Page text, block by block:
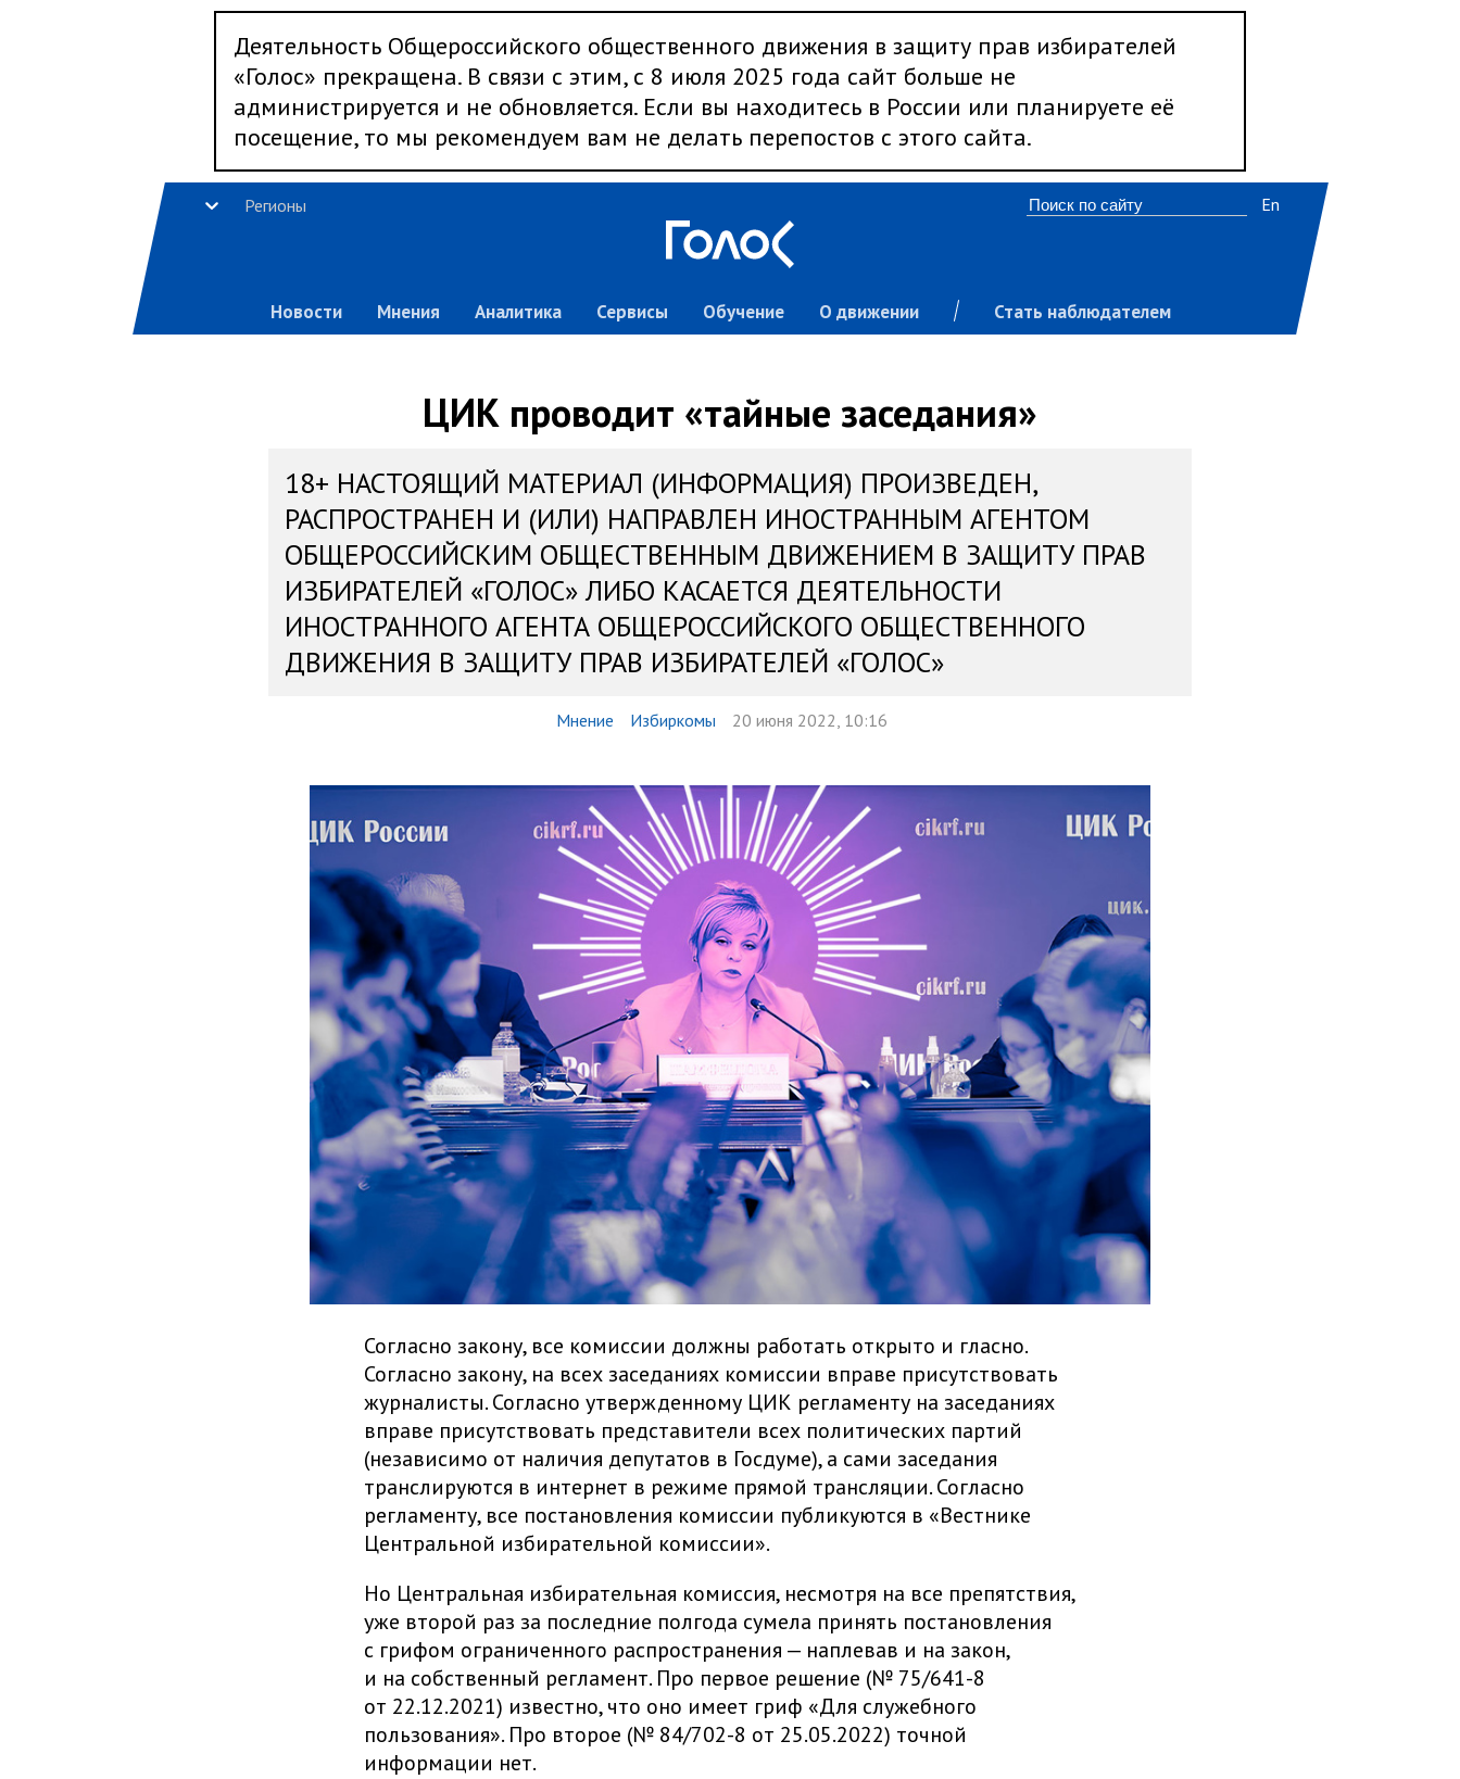
Деятельность Общероссийского общественного движения в защиту прав избирателей
«Голос» прекращена. В связи с этим, с 8 июля 2025 года сайт больше не
администрируется и не обновляется. Если вы находитесь в России или планируете её
посещение, то мы рекомендуем вам не делать перепостов с этого сайта.
Регионы
Новости Мнения Аналитика Сервисы Обучение О движении Стать наблюдателем
En
ЦИК проводит «тайные заседания»
18+ НАСТОЯЩИЙ МАТЕРИАЛ (ИНФОРМАЦИЯ) ПРОИЗВЕДЕН,
РАСПРОСТРАНЕН И (ИЛИ) НАПРАВЛЕН ИНОСТРАННЫМ АГЕНТОМ
ОБЩЕРОССИЙСКИМ ОБЩЕСТВЕННЫМ ДВИЖЕНИЕМ В ЗАЩИТУ ПРАВ
ИЗБИРАТЕЛЕЙ «ГОЛОС» ЛИБО КАСАЕТСЯ ДЕЯТЕЛЬНОСТИ
ИНОСТРАННОГО АГЕНТА ОБЩЕРОССИЙСКОГО ОБЩЕСТВЕННОГО
ДВИЖЕНИЯ В ЗАЩИТУ ПРАВ ИЗБИРАТЕЛЕЙ «ГОЛОС»
Мнение Избиркомы 20 июня 2022, 10:16
Согласно закону, все комиссии должны работать открыто и гласно.
Согласно закону, на всех заседаниях комиссии вправе присутствовать
журналисты. Согласно утвержденному ЦИК регламенту на заседаниях
вправе присутствовать представители всех политических партий
(независимо от наличия депутатов в Госдуме), а сами заседания
транслируются в интернет в режиме прямой трансляции. Согласно
регламенту, все постановления комиссии публикуются в «Вестнике
Центральной избирательной комиссии».
Но Центральная избирательная комиссия, несмотря на все препятствия,
уже второй раз за последние полгода сумела принять постановления
с грифом ограниченного распространения — наплевав и на закон,
и на собственный регламент. Про первое решение (№ 75/641-8
от 22.12.2021) известно, что оно имеет гриф «Для служебного
пользования». Про второе (№ 84/702-8 от 25.05.2022) точной
информации нет.